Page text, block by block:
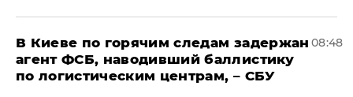
В Киеве по горячим следам задержан
агент ФСБ, наводивший баллистику
по логистическим центрам, – СБУ
08:48